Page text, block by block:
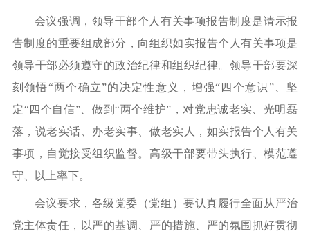
会议强调，领导干部个人有关事项报告制度是请示报
告制度的重要组成部分，向组织如实报告个人有关事项是
领导干部必须遵守的政治纪律和组织纪律。领导干部要深
刻领悟“两个确立”的决定性意义，增强“四个意识”、坚
定“四个自信”、做到“两个维护”，对党忠诚老实、光明磊
落，说老实话、办老实事、做老实人，如实报告个人有关
事项，自觉接受组织监督。高级干部要带头执行、模范遵
守、以上率下。
会议要求，各级党委（党组）要认真履行全面从严治
党主体责任，以严的基调、严的措施、严的氛围抓好贯彻